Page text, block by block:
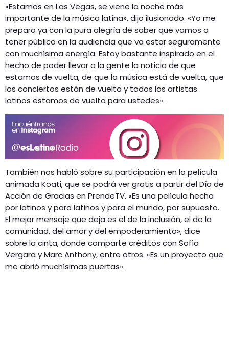
«Estamos en Las Vegas, se viene la noche más
importante de la música latina», dijo ilusionado. «Yo me
preparo ya con la pura alegría de saber que vamos a
tener público en la audiencia que va estar seguramente
con muchísima energía. Estoy bastante inspirado en el
hecho de poder llevar a la gente la noticia de que
estamos de vuelta, de que la música está de vuelta, que
los conciertos están de vuelta y todos los artistas
latinos estamos de vuelta para ustedes».
También nos habló sobre su participación en la película
animada Koati, que se podrá ver gratis a partir del Día de
Acción de Gracias en PrendeTV. «Es una película hecha
por latinos y para latinos y para el mundo, por supuesto.
El mejor mensaje que deja es el de la inclusión, el de la
comunidad, del amor y del empoderamiento», dice
sobre la cinta, donde comparte créditos con Sofía
Vergara y Marc Anthony, entre otros. «Es un proyecto que
me abrió muchísimas puertas».